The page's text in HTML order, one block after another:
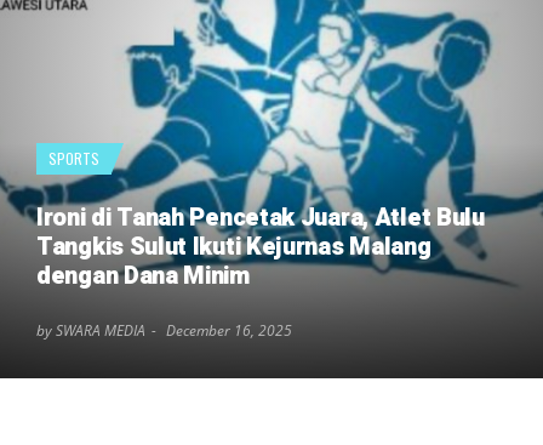
SPORTS
Ironi di Tanah Pencetak Juara, Atlet Bulu
Tangkis Sulut Ikuti Kejurnas Malang
dengan Dana Minim
by SWARA MEDIA December 16, 2025